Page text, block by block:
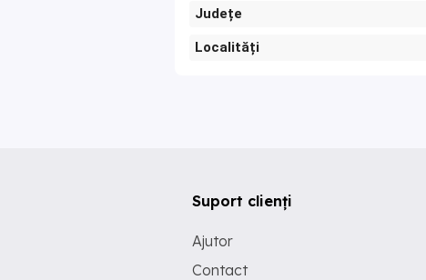
Județe
Localități
Suport clienți
Ajutor
Contact